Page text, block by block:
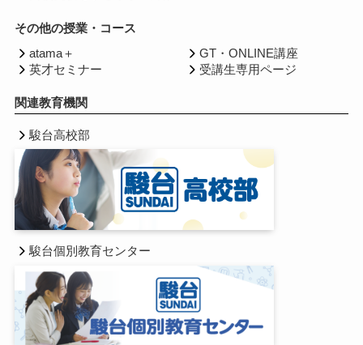
その他の授業・コース
atama＋
英才セミナー
GT・ONLINE講座
受講生専用ページ
関連教育機関
駿台高校部
駿台個別教育センター